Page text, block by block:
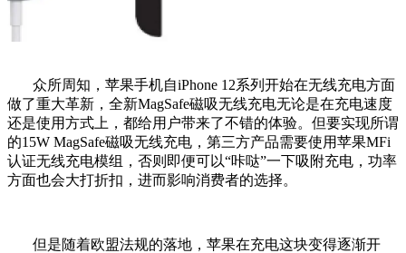
众所周知，苹果手机自iPhone 12系列开始在无线充电方面
做了重大革新，全新MagSafe磁吸无线充电无论是在充电速度
还是使用方式上，都给用户带来了不错的体验。但要实现所谓
的15W MagSafe磁吸无线充电，第三方产品需要使用苹果MFi
认证无线充电模组，否则即便可以“咔哒”一下吸附充电，功率
方面也会大打折扣，进而影响消费者的选择。
但是随着欧盟法规的落地，苹果在充电这块变得逐渐开